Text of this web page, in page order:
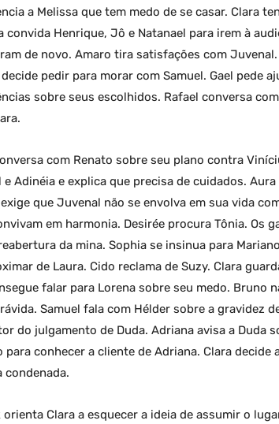
a Melissa que tem medo de se casar. Clara
convida Henrique, Jô e Natanael para irem à
de novo. Amaro tira satisfações com
pedir para morar com Samuel. Gael pede
sobre seus escolhidos. Rafael conversa
com Renato sobre seu plano contra
e Adinéia e explica que precisa de cuidados.
que Juvenal não se envolva em sua vida
em harmonia. Desirée procura Tônia. Os
da mina. Sophia se insinua para
de Laura. Cido reclama de Suzy. Clara
falar para Lorena sobre seu medo. Bruno
Samuel fala com Hélder sobre a gravidez
do julgamento de Duda. Adriana avisa a Duda
para conhecer a cliente de Adriana. Clara decide
condenada.
Clara a esquecer a ideia de assumir o